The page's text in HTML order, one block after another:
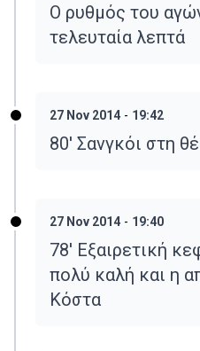
Ο ρυθμός του
τελευταία λεπτά
27 Nov 2014 - 19:42
80' Σανγκόι στη
27 Nov 2014 - 19:40
78' Εξαιρετική
πολύ καλή και η
Κόστα